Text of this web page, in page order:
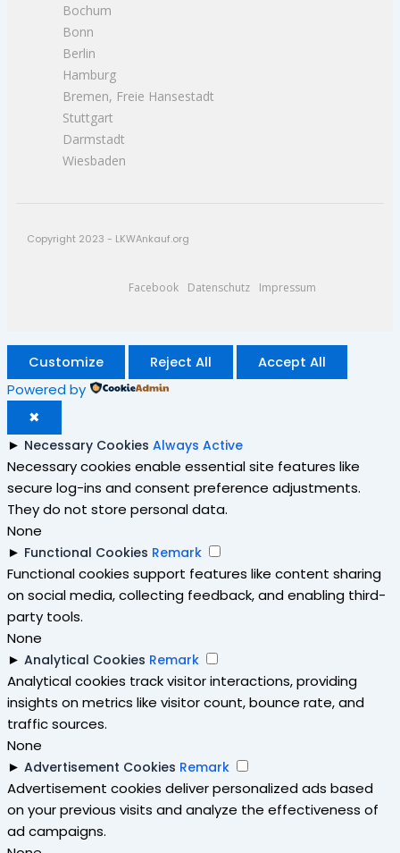
Bochum
Bonn
Berlin
Hamburg
Bremen, Freie Hansestadt
Stuttgart
Darmstadt
Wiesbaden
Copyright 2023 - LKWAnkauf.org
Facebook Datenschutz Impressum
Customize Reject All Accept All
Powered by
✖
► Necessary Cookies Always Active
Necessary cookies enable essential site features like
secure log-ins and consent preference adjustments.
They do not store personal data.
None
► Functional Cookies Remark
Functional cookies support features like content sharing
on social media, collecting feedback, and enabling third-
party tools.
None
► Analytical Cookies Remark
Analytical cookies track visitor interactions, providing
insights on metrics like visitor count, bounce rate, and
traffic sources.
None
► Advertisement Cookies Remark
Advertisement cookies deliver personalized ads based
on your previous visits and analyze the effectiveness of
ad campaigns.